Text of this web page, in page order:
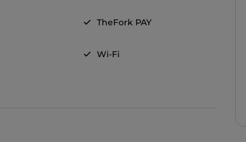
TheFork PAY
Wi-Fi